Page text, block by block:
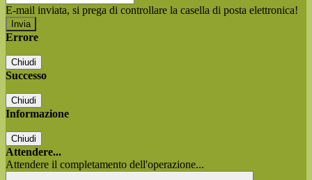
E-mail inviata, si prega di controllare la casella di posta elettronica!
Errore
Chiudi
Successo
Chiudi
Informazione
Chiudi
Attendere...
Attendere il completamento dell'operazione...